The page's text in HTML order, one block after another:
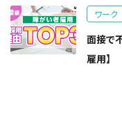
ワーク
面接で
雇用】